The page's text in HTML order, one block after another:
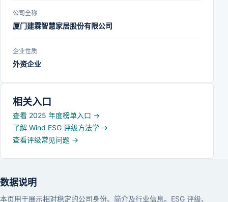
公司全称
厦门建霖智慧家居股份有限公司
企业性质
外资企业
相关入口
查看 2025 年度榜单入口 →
了解 Wind ESG 评级方法学 →
查看评级常见问题 →
数据说明
本页用于展示相对稳定的公司身份、简介及行业信息。ESG 评级、